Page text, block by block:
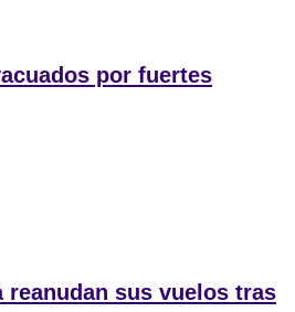
por fuertes
reanudan sus vuelos tras